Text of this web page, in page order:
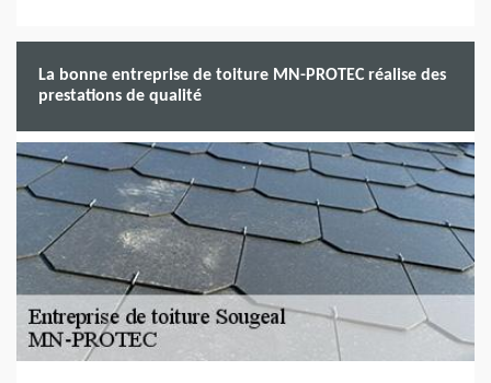
La bonne entreprise de toiture MN-PROTEC réalise des
prestations de qualité